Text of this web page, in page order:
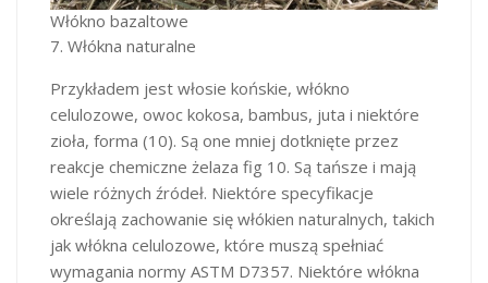
Włókno bazaltowe
7. Włókna naturalne
Przykładem jest włosie końskie, włókno
celulozowe, owoc kokosa, bambus, juta i niektóre
zioła, forma (10). Są one mniej dotknięte przez
reakcje chemiczne żelaza fig 10. Są tańsze i mają
wiele różnych źródeł. Niektóre specyfikacje
określają zachowanie się włókien naturalnych, takich
jak włókna celulozowe, które muszą spełniać
wymagania normy ASTM D7357. Niektóre włókna